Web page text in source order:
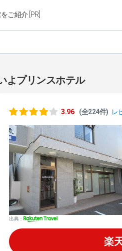
ご紹介 [PR]
よプリンスホテル
3.96 (全224件) レ
出典：
楽